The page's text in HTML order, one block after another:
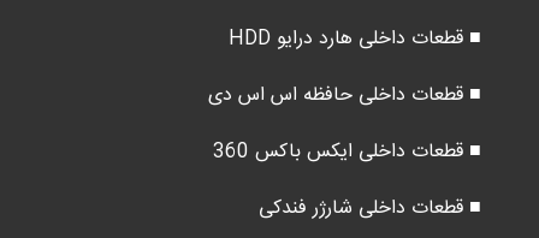
■ قطعات داخلی هارد درایو HDD
■ قطعات داخلی حافظه اس اس دی
■ قطعات داخلی ایکس باکس 360
■ قطعات داخلی شارژر فندکی